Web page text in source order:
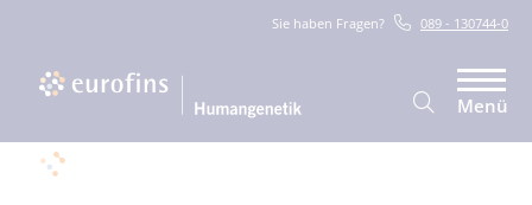
Sie haben Fragen? 089 - 130744-0
Menü